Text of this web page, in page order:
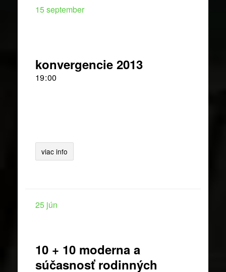
15september
konvergencie 2013
19 00
viac info
25 jún
10 + 10 moderna a
súčasnosť rodinných